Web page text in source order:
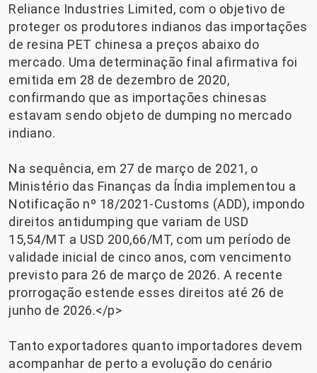
Reliance Industries Limited, com o objetivo de
proteger os produtores indianos das importações
de resina PET chinesa a preços abaixo do
mercado. Uma determinação final afirmativa foi
emitida em 28 de dezembro de 2020,
confirmando que as importações chinesas
estavam sendo objeto de dumping no mercado
indiano.
Na sequência, em 27 de março de 2021, o
Ministério das Finanças da Índia implementou a
Notificação nº 18/2021-Customs (ADD), impondo
direitos antidumping que variam de USD
15,54/MT a USD 200,66/MT, com um período de
validade inicial de cinco anos, com vencimento
previsto para 26 de março de 2026. A recente
prorrogação estende esses direitos até 26 de
junho de 2026.</p>
Tanto exportadores quanto importadores devem
acompanhar de perto a evolução do cenário